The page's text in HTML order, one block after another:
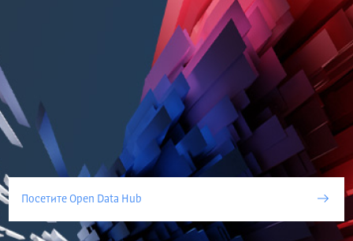
Посетите Open Data Hub